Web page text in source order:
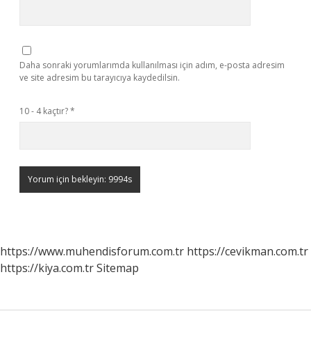
Daha sonraki yorumlarımda kullanılması için adım, e-posta adresim
ve site adresim bu tarayıcıya kaydedilsin.
10 - 4 kaçtır?*
https://www.muhendisforum.com.tr https://cevikman.com.tr
https://kiya.com.trSitemap